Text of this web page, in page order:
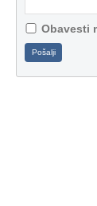
Obavesti
Pošalji